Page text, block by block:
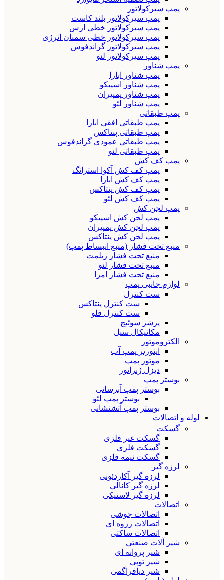
پمپ سیرکولاتور
پمپ سیرکولاتور بلند کاست
پمپ سیرکولاتور خطی ارس
پمپ سیرکولاتور خطی سمنان انرژی
پمپ سیرکولاتور گراندفوس
پمپ سیرکولاتور لئو
پمپ شناور
پمپ شناور ابارا
پمپ شناور اسپیکو
پمپ شناور پمپیران
پمپ شناور لئو
پمپ طبقاتی
پمپ طبقاتی افقی ابارا
پمپ طبقاتی پنتاکس
پمپ طبقاتی عمودی گراندفوس
پمپ طبقاتی لئو
پمپ کف کش
پمپ کف کش آکوا استرانگ
پمپ کف کش ابارا
پمپ کف کش پنتاکس
پمپ کف کش لئو
پمپ لجن کش
پمپ لجن کش اسپیکو
پمپ لجن کش پمپیران
پمپ لجن کش پنتاکس
منبع تحت فشار (منبع انبساط پمپ)
منبع تحت فشار زیلمت
منبع تحت فشار لئو
منبع تحت فشار امرا
لوازم جانبی پمپ
ست کنترل
ست کنترل پنتاکس
ست کنترل فلو
پرشر سوئیچ
مکانیکال سیل
الکتروموتور
اینورتر پمپ آب
موتور پمپ
دیزل ژنراتور
بوستر پمپ
بوستر پمپ آبرسانی
بوستر پمپ لئو
بوستر پمپ آتشنشانی
لوله و اتصالات
گسکت
گسکت غیر فلزی
گسکت فلزی
گسکت نیمه فلزی
لرزه گیر
لرزه گیر آکاردئونی
لرزه گیر کانالی
لرزه گیر لاستیکی
اتصالات
اتصالات جوشی
اتصالات رزوه ای
اتصالات ساکتی
شیر آلات صنعتی
شیر پروانه ای
شیر توپی
شیر دیافراگمی